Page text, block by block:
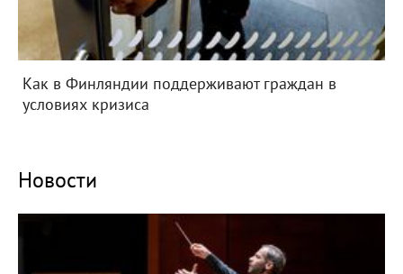
Как в Финляндии поддерживают граждан в
условиях кризиса
Новости